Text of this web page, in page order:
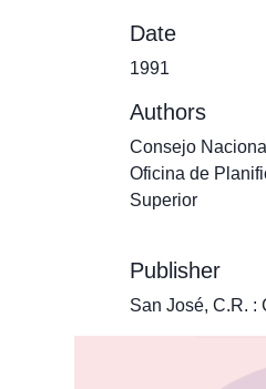
Date
1991
Authors
Consejo
Oficina de
Superior
Publisher
San José, C.R. :